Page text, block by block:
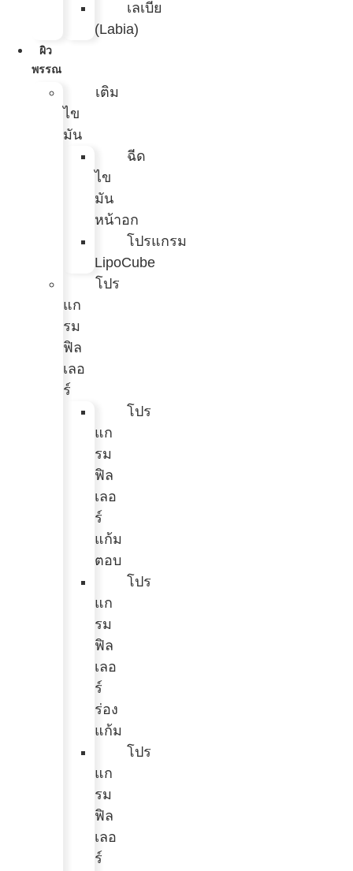
เลเบีย
(Labia)
ผิว
พรรณ
เติม
ไข
มัน
ฉีด
ไข
มัน
หน้าอก
โปรแกรม
LipoCube
โปร
แก
รม
ฟิล
เลอ
ร์
โปร
แก
รม
ฟิล
เลอ
ร์
แก้ม
ตอบ
โปร
แก
รม
ฟิล
เลอ
ร์
ร่อง
แก้ม
โปร
แก
รม
ฟิล
เลอ
ร์